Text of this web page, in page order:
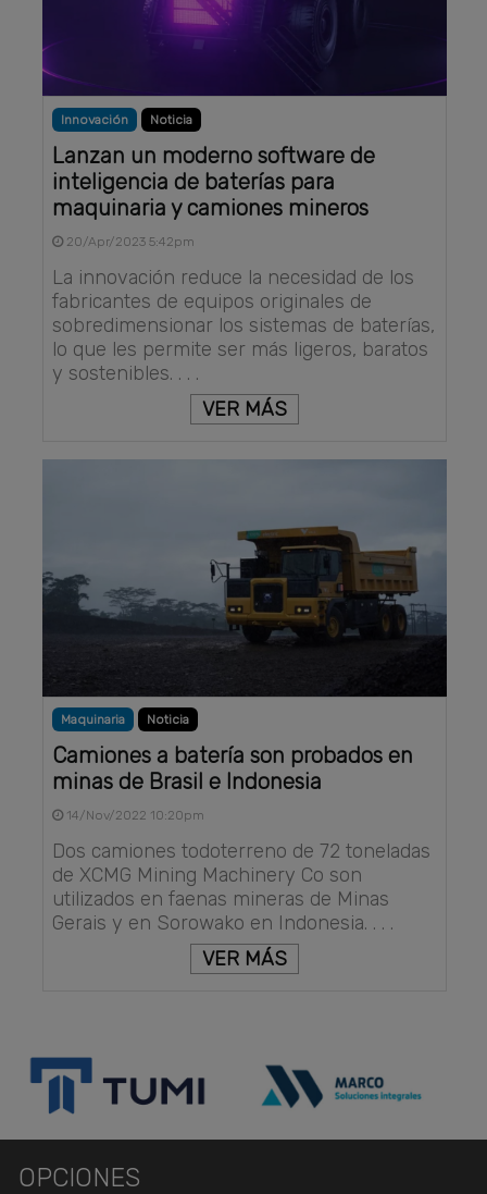
Innovación Noticia
Lanzan un moderno software de
inteligencia de baterías para
maquinaria y camiones mineros
20/Apr/2023 5:42pm
La innovación reduce la necesidad de los
fabricantes de equipos originales de
sobredimensionar los sistemas de baterías,
lo que les permite ser más ligeros, baratos
y sostenibles. . . .
VER MÁS
Maquinaria Noticia
Camiones a batería son probados en
minas de Brasil e Indonesia
14/Nov/2022 10:20pm
Dos camiones todoterreno de 72 toneladas
de XCMG Mining Machinery Co son
utilizados en faenas mineras de Minas
Gerais y en Sorowako en Indonesia. . . .
VER MÁS
OPCIONES